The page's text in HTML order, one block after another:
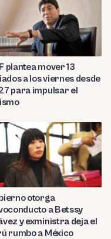
plantea mover 13
a los viernes desde
para impulsar el
otorga
a Betssy
y exministra deja el
rumbo a México